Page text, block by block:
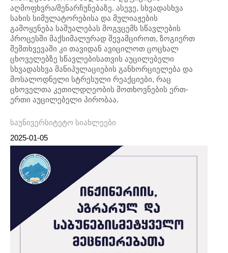
აღმოფხვრა/შენარჩუნებაზე. ასევე, სხვადასხვა
სახის სიმულატორებისა და მულიაჟების
გამოყენება საშუალებას მოგვცემს სწავლების
პროცესში მაქსიმალურად შევამციროთ, ზოგიერთ
შემთხვევაში კი თავიდან ავიცილოთ ცოცხალ
ცხოველებზე სწავლებისათვის აუცილებელი
სხვადასხვა მანიპულაციების განხორციელება და
მოსალოდნელი სტრესული რეაქციები, რაც
ცხოველთა კეთილდღეობის მოთხოვნების ერთ-
ერთი აუცილებელი პირობაა.
საუნივერსიტეტო სიახლეები
2025-01-05